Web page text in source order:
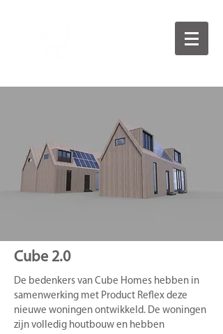
Cube 2.0
De bedenkers van Cube Homes hebben in
samenwerking met Product Reflex deze
nieuwe woningen ontwikkeld. De woningen
zijn volledig houtbouw en hebben